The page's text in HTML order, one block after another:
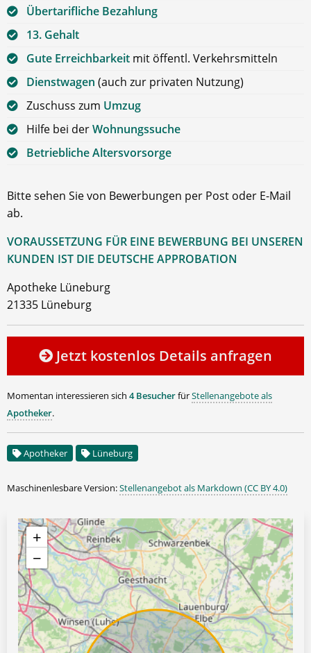
Übertarifliche Bezahlung
13. Gehalt
Gute Erreichbarkeit mit öffentl. Verkehrsmitteln
Dienstwagen (auch zur privaten Nutzung)
Zuschuss zum Umzug
Hilfe bei derWohnungssuche
Betriebliche Altersvorsorge
Bitte sehen Sie von Bewerbungen per Post oder E-Mail
ab.
VORAUSSETZUNG FÜR EINE BEWERBUNG BEI UNSEREN
KUNDEN IST DIE DEUTSCHE APPROBATION
Apotheke Lüneburg
21335 Lüneburg
Jetzt kostenlos Details anfragen
Momentan interessieren sich 4 BesucherfürStellenangebote als
Apotheker.
Apotheker Lüneburg
Maschinenlesbare Version:Stellenangebot als Markdown (CC BY 4.0)
+
−